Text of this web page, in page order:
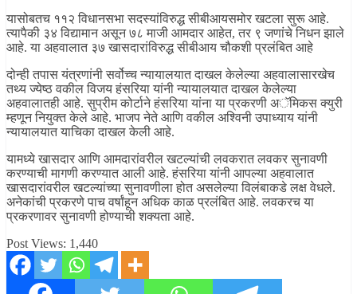
यासोबतच ११२ विधानसभा सदस्यांविरुद्ध सीबीआयसमोर खटला सुरू आहे.
त्यापैकी ३४ विद्यामान असून ७८ माजी आमदार आहेत, तर ९ जणांचे निधन झाले
आहे. या अहवालात ३७ खासदारांविरुद्ध सीबीआय चौकशी प्रलंबित आहे
दोन्ही तपास यंत्रणांनी सर्वोच्च न्यायालयात दाखल केलेल्या अहवालासारखेच
तथ्य ज्येष्ठ वकील विजय हंसरिया यांनी न्यायालयात दाखल केलेल्या
अहवालातही आहे. सुप्रीम कोर्टाने हंसरिया यांना या प्रकरणी अॅमिकस क्युरी
म्हणून नियुक्त केले आहे. भाजप नेते आणि वकील अश्विनी उपाध्याय यांनी
न्यायालयात याचिका दाखल केली आहे.
यामध्ये खासदार आणि आमदारांवरील खटल्यांची लवकरात लवकर सुनावणी
करण्याची मागणी करण्यात आली आहे. हंसरिया यांनी आपल्या अहवालात
खासदारांवरील खटल्यांच्या सुनावणीला होत असलेल्या विलंबाकडे लक्ष वेधले.
अनेकांची प्रकरणे पाच वर्षांहून अधिक काळ प्रलंबित आहे. लवकरच या
प्रकरणावर सुनावणी होण्याची शक्यता आहे.
Post Views: 1,440